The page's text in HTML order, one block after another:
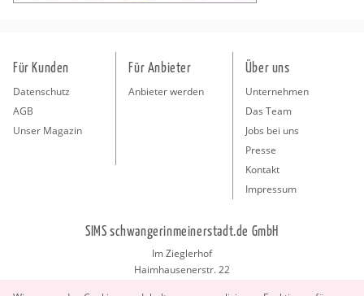
Für Kunden
Datenschutz
AGB
Unser Magazin
Für Anbieter
Anbieter werden
Über uns
Unternehmen
Das Team
Jobs bei uns
Presse
Kontakt
Impressum
SIMS schwangerinmeinerstadt.de GmbH
Im Zieglerhof
Haimhausenerstr. 22